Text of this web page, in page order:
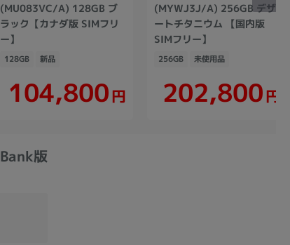
(MU083VC/A) 128GB ブ
ラック【カナダ版 SIMフリ
ー】
128GB 新品
104,800円
(MYWJ3J/A) 256GB デザ
ートチタニウム 【国内版
SIMフリー】
256GB 未使用品
202,800円
版